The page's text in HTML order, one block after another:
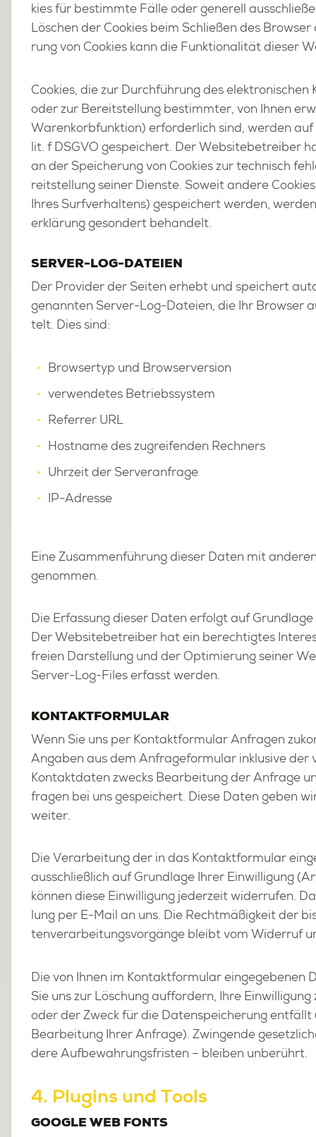
kies für be­stimm­te Fälle oder ge­ne­rell
Lö­schen der Coo­kies beim Schlie­ßen des
rung von Coo­kies kann die Funk­tio­na­li­tät die­ser
Coo­kies, die zur Durch­füh­rung des
oder zur Be­reit­stel­lung be­stimm­ter, von Ihnen
Wa­ren­korb­funk­ti­on) er­for­der­lich sind, wer­den auf
lit. f DSGVO ge­spei­chert. Der Web­site­be­trei­ber
an der Spei­che­rung von Coo­kies zur tech­nisch
reit­stel­lung sei­ner Diens­te. So­weit an­de­re
Ihres Surf­ver­hal­tens) ge­spei­chert wer­den,
er­klä­rung ge­son­dert be­han­delt.
SER­VER-LOG-DA­TEI­EN
Der Pro­vi­der der Sei­ten er­hebt und spei­chert
ge­nann­ten Ser­ver-Log-Da­tei­en, die Ihr Brow­ser
telt. Dies sind:
Brow­ser­typ und Brow­ser­ver­si­on
ver­wen­de­tes Be­triebs­sys­tem
Re­fer­rer URL
Host­na­me des zu­grei­fen­den Rech­ners
Uhr­zeit der Ser­ver­an­fra­ge
IP-Adres­se
Eine Zu­sam­men­füh­rung die­ser Daten mit
ge­nom­men.
Die Er­fas­sung die­ser Daten er­folgt auf Grund­la­ge
Der Web­site­be­trei­ber hat ein be­rech­tig­tes
frei­en Dar­stel­lung und der Op­ti­mie­rung sei­ner
Ser­ver-Log-Files er­fasst wer­den.
KON­TAKT­FOR­MU­LAR
Wenn Sie uns per Kon­takt­for­mu­lar An­fra­gen
An­ga­ben aus dem An­fra­ge­for­mu­lar in­klu­si­ve der
Kon­takt­da­ten zwecks Be­ar­bei­tung der An­fra­ge
fra­gen bei uns ge­spei­chert. Diese Daten geben
wei­ter.
Die Ver­ar­bei­tung der in das Kon­takt­for­mu­lar
aus­schließ­lich auf Grund­la­ge Ihrer Ein­wil­li­gung
kön­nen diese Ein­wil­li­gung je­der­zeit wi­der­ru­fen.
lung per E-Mail an uns. Die Recht­mä­ßig­keit der
ten­ver­ar­bei­tungs­vor­gän­ge bleibt vom Wi­der­ruf
Die von Ihnen im Kon­takt­for­mu­lar ein­ge­ge­be­nen
Sie uns zur Lö­schung auf­for­dern, Ihre
oder der Zweck für die Da­ten­spei­che­rung ent­fällt
Be­ar­bei­tung Ihrer An­fra­ge). Zwin­gen­de
de­re Auf­be­wah­rungs­fris­ten – blei­ben un­be­rührt.
4. Plug­ins und Tools
GOOG­LE WEB FONTS